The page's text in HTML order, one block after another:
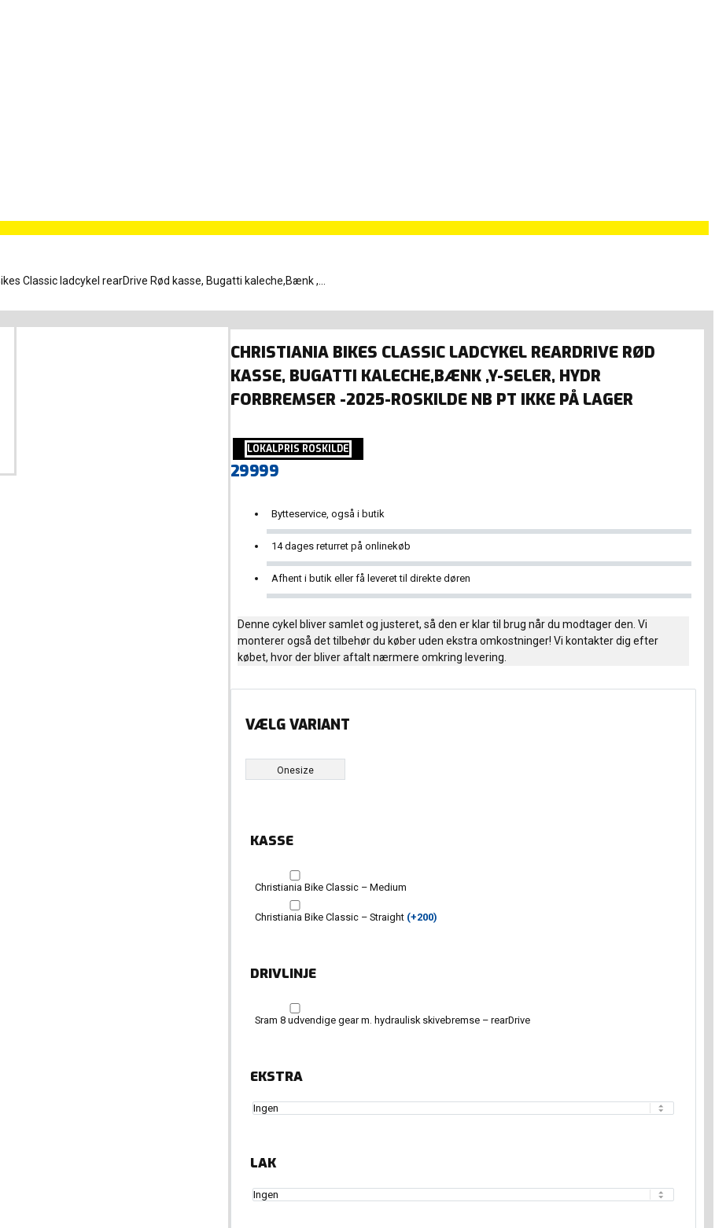
Classic ladcykel rearDrive Rød kasse, Bugatti kaleche,Bænk ,...
CHRISTIANIA BIKES CLASSIC LADCYKEL REARDRIVE RØD
KASSE, BUGATTI KALECHE,BÆNK ,Y-SELER, HYDR
FORBREMSER -2025-ROSKILDE NB PT IKKE PÅ LAGER
LOKALPRIS ROSKILDE
29999
Bytteservice, også i butik
14 dages returret på onlinekøb
Afhent i butik eller få leveret til direkte døren
Denne cykel bliver samlet og justeret, så den er klar til brug når du modtager den. Vi
monterer også det tilbehør du køber uden ekstra omkostninger! Vi kontakter dig efter
købet, hvor der bliver aftalt nærmere omkring levering.
VÆLG VARIANT
Onesize
KASSE
Christiania Bike Classic – Medium
Christiania Bike Classic – Straight (+200)
DRIVLINJE
Sram 8 udvendige gear m. hydraulisk skivebremse – rearDrive
EKSTRA
LAK